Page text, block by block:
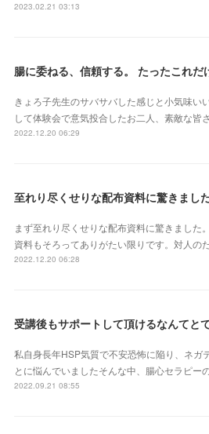
2023.02.21 03:13
きょろ子先生のサバサバした感じと小気味い
して体験会で意気投合したお二人、素敵な皆
2022.12.20 06:29
至れり尽くせりな配布資料に驚きまし
まず至れり尽くせりな配布資料に驚きました
資料もそろってありがたい限りです。対人の
2022.12.20 06:28
私自身長年HSP気質で不安恐怖に陥り、ネガ
とに悩んでいましたそんな中、腸心セラピー
2022.09.21 08:55